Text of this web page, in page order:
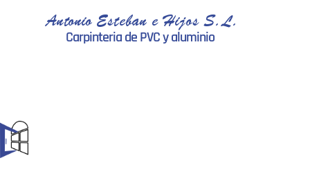
Antonio Esteban e Hijos S.L.
Carpinteria de PVC y aluminio